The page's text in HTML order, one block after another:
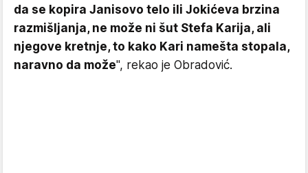
da se kopira Janisovo telo ili Jokićeva brzina
razmišljanja, ne može ni šut Stefa Karija, ali
njegove kretnje, to kako Kari namešta stopala,
naravno da može", rekao je Obradović.